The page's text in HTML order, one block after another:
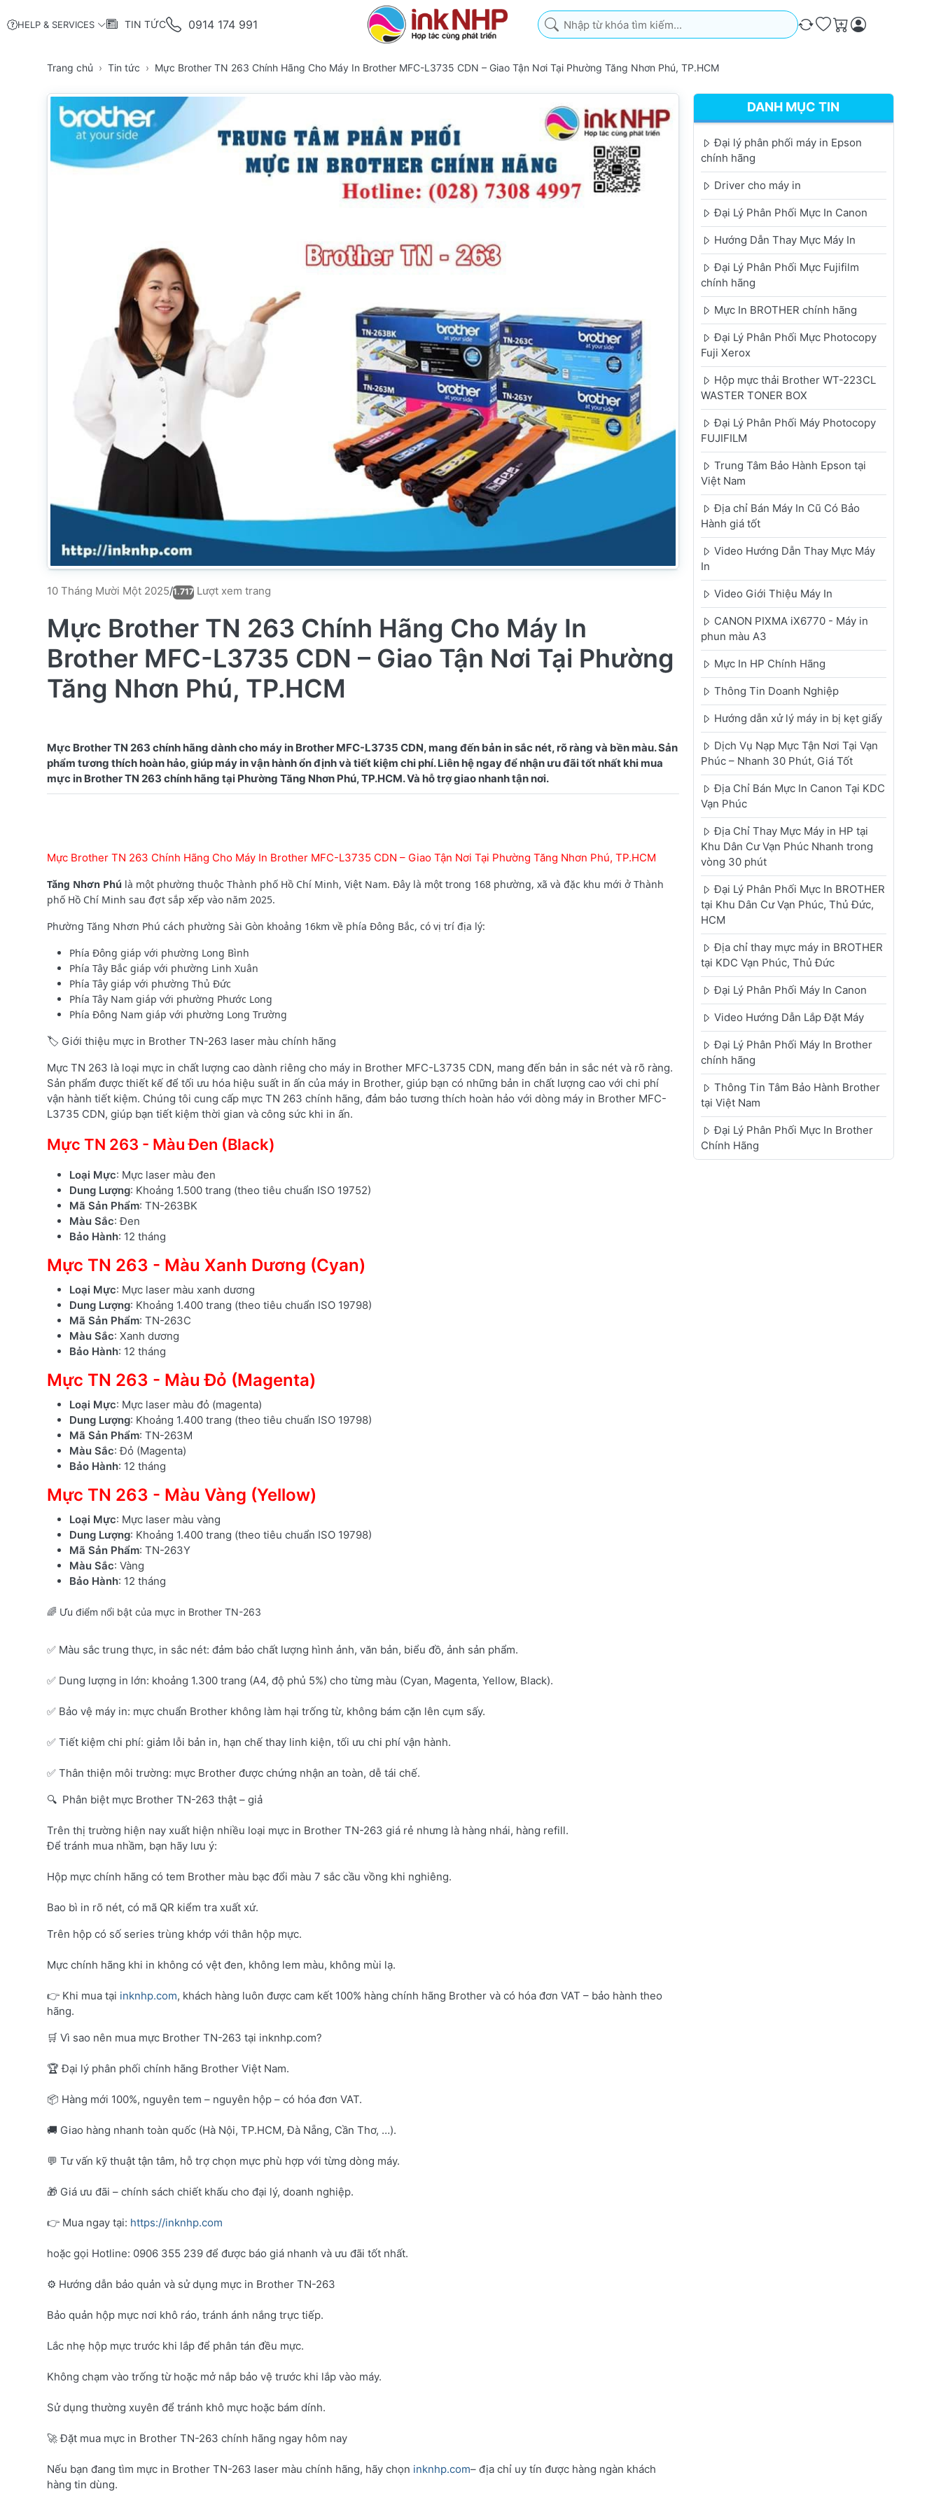
HELP & SERVICES TIN TỨC 0914 174 991
Nhập từ khóa tìm kiếm. Kết quả sẽ tự động xuất hiện khi bạn nhập. Nhấn phím
So sánh
Ưa thích
Giỏ hàng
Trang chủ Tin tức Mực Brother TN 263 Chính Hãng Cho Máy In Brother MFC-L3735 CDN – Giao Tận Nơi Tại Phường Tăng Nhơn Phú, TP.HCM
10 Tháng Mười Một 2025/1.717 Lượt xem trang
Mực Brother TN 263 Chính Hãng Cho Máy In
Brother MFC-L3735 CDN – Giao Tận Nơi Tại Phường
Tăng Nhơn Phú, TP.HCM
Mực Brother TN 263 chính hãng dành cho máy in Brother MFC-L3735 CDN, mang đến bản in sắc nét, rõ ràng và bền màu. Sản
phẩm tương thích hoàn hảo, giúp máy in vận hành ổn định và tiết kiệm chi phí. Liên hệ ngay để nhận ưu đãi tốt nhất khi mua
Mực Brother TN 263 Chính Hãng Cho Máy In Brother MFC-L3735 CDN – Giao Tận Nơi Tại Phường Tăng Nhơn Phú, TP.HCM
Tăng Nhơn Phú là một phường thuộc Thành phố Hồ Chí Minh, Việt Nam. Đây là một trong 168 phường, xã và đặc khu mới ở Thành
phố Hồ Chí Minh sau đợt sắp xếp vào năm 2025.
Phường Tăng Nhơn Phú cách phường Sài Gòn khoảng 16km về phía Đông Bắc, có vị trí địa lý:
Phía Đông giáp với phường Long Bình
Phía Tây Bắc giáp với phường Linh Xuân
Phía Tây giáp với phường Thủ Đức
Phía Tây Nam giáp với phường Phước Long
Phía Đông Nam giáp với phường Long Trường
🏷️ Giới thiệu mực in Brother TN-263 laser màu chính hãng
Mực TN 263 là loại mực in chất lượng cao dành riêng cho máy in Brother MFC-L3735 CDN, mang đến bản in sắc nét và rõ ràng.
Sản phẩm được thiết kế để tối ưu hóa hiệu suất in ấn của máy in Brother, giúp bạn có những bản in chất lượng cao với chi phí
vận hành tiết kiệm. Chúng tôi cung cấp mực TN 263 chính hãng, đảm bảo tương thích hoàn hảo với dòng máy in Brother MFC-
L3735 CDN, giúp bạn tiết kiệm thời gian và công sức khi in ấn.
Mực TN 263 - Màu Đen (Black)
Loại Mực: Mực laser màu đen
Dung Lượng: Khoảng 1.500 trang (theo tiêu chuẩn ISO 19752)
Mã Sản Phẩm: TN-263BK
Màu Sắc: Đen
Bảo Hành: 12 tháng
Mực TN 263 - Màu Xanh Dương (Cyan)
Loại Mực: Mực laser màu xanh dương
Dung Lượng: Khoảng 1.400 trang (theo tiêu chuẩn ISO 19798)
Mã Sản Phẩm: TN-263C
Màu Sắc: Xanh dương
Bảo Hành: 12 tháng
Mực TN 263 - Màu Đỏ (Magenta)
Loại Mực: Mực laser màu đỏ (magenta)
Dung Lượng: Khoảng 1.400 trang (theo tiêu chuẩn ISO 19798)
Mã Sản Phẩm: TN-263M
Màu Sắc: Đỏ (Magenta)
Bảo Hành: 12 tháng
Mực TN 263 - Màu Vàng (Yellow)
Loại Mực: Mực laser màu vàng
Dung Lượng: Khoảng 1.400 trang (theo tiêu chuẩn ISO 19798)
Mã Sản Phẩm: TN-263Y
Màu Sắc: Vàng
Bảo Hành: 12 tháng
🌈 Ưu điểm nổi bật của mực in Brother TN-263
✅ Màu sắc trung thực, in sắc nét: đảm bảo chất lượng hình ảnh, văn bản, biểu đồ, ảnh sản phẩm.
✅ Dung lượng in lớn: khoảng 1.300 trang (A4, độ phủ 5%) cho từng màu (Cyan, Magenta, Yellow, Black).
✅ Bảo vệ máy in: mực chuẩn Brother không làm hại trống từ, không bám cặn lên cụm sấy.
✅ Tiết kiệm chi phí: giảm lỗi bản in, hạn chế thay linh kiện, tối ưu chi phí vận hành.
✅ Thân thiện môi trường: mực Brother được chứng nhận an toàn, dễ tái chế.
🔍 Phân biệt mực Brother TN-263 thật – giả
Trên thị trường hiện nay xuất hiện nhiều loại mực in Brother TN-263 giá rẻ nhưng là hàng nhái, hàng refill.
Để tránh mua nhầm, bạn hãy lưu ý:
Hộp mực chính hãng có tem Brother màu bạc đổi màu 7 sắc cầu vồng khi nghiêng.
Bao bì in rõ nét, có mã QR kiểm tra xuất xứ.
Trên hộp có số series trùng khớp với thân hộp mực.
Mực chính hãng khi in không có vệt đen, không lem màu, không mùi lạ.
👉 Khi mua tại inknhp.com, khách hàng luôn được cam kết 100% hàng chính hãng Brother và có hóa đơn VAT – bảo hành theo
hãng.
🛒 Vì sao nên mua mực Brother TN-263 tại inknhp.com?
🏆 Đại lý phân phối chính hãng Brother Việt Nam.
📦 Hàng mới 100%, nguyên tem – nguyên hộp – có hóa đơn VAT.
🚚 Giao hàng nhanh toàn quốc (Hà Nội, TP.HCM, Đà Nẵng, Cần Thơ, …).
💬 Tư vấn kỹ thuật tận tâm, hỗ trợ chọn mực phù hợp với từng dòng máy.
🎁 Giá ưu đãi – chính sách chiết khấu cho đại lý, doanh nghiệp.
👉 Mua ngay tại: https://inknhp.com
hoặc gọi Hotline: 0906 355 239 để được báo giá nhanh và ưu đãi tốt nhất.
⚙️ Hướng dẫn bảo quản và sử dụng mực in Brother TN-263
Bảo quản hộp mực nơi khô ráo, tránh ánh nắng trực tiếp.
Lắc nhẹ hộp mực trước khi lắp để phân tán đều mực.
Không chạm vào trống từ hoặc mở nắp bảo vệ trước khi lắp vào máy.
Sử dụng thường xuyên để tránh khô mực hoặc bám dính.
🚀 Đặt mua mực in Brother TN-263 chính hãng ngay hôm nay
Nếu bạn đang tìm mực in Brother TN-263 laser màu chính hãng, hãy chọn inknhp.com– địa chỉ uy tín được hàng ngàn khách
hàng tin dùng.
DANH MỤC TIN
Đại lý phân phối máy in Epson
chính hãng
Driver cho máy in
Đại Lý Phân Phối Mực In Canon
Hướng Dẫn Thay Mực Máy In
Đại Lý Phân Phối Mực Fujifilm
chính hãng
Mực In BROTHER chính hãng
Đại Lý Phân Phối Mực Photocopy
Fuji Xerox
Hộp mực thải Brother WT-223CL
WASTER TONER BOX
Đại Lý Phân Phối Máy Photocopy
FUJIFILM
Trung Tâm Bảo Hành Epson tại
Việt Nam
Địa chỉ Bán Máy In Cũ Có Bảo
Hành giá tốt
Video Hướng Dẫn Thay Mực Máy
In
Video Giới Thiệu Máy In
CANON PIXMA iX6770 - Máy in
phun màu A3
Mực In HP Chính Hãng
Thông Tin Doanh Nghiệp
Hướng dẫn xử lý máy in bị kẹt giấy
Dịch Vụ Nạp Mực Tận Nơi Tại Vạn
Phúc – Nhanh 30 Phút, Giá Tốt
Địa Chỉ Bán Mực In Canon Tại KDC
Vạn Phúc
Địa Chỉ Thay Mực Máy in HP tại
Khu Dân Cư Vạn Phúc Nhanh trong
vòng 30 phút
Đại Lý Phân Phối Mực In BROTHER
tại Khu Dân Cư Vạn Phúc, Thủ Đức,
HCM
Địa chỉ thay mực máy in BROTHER
tại KDC Vạn Phúc, Thủ Đức
Đại Lý Phân Phối Máy In Canon
Video Hướng Dẫn Lắp Đặt Máy
Đại Lý Phân Phối Máy In Brother
chính hãng
Thông Tin Tâm Bảo Hành Brother
tại Việt Nam
Đại Lý Phân Phối Mực In Brother
Chính Hãng